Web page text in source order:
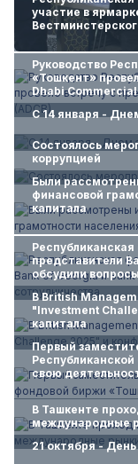
участие в
Руководство
«Тошкент»
Dhabi Commercial
С 14 января -
Состоялось
коррупцией
Были
финансовой
капитала
представители
обсудили
В British
"Investment
капитала
Первый
свою
В Ташкенте
международные
21 октября - День